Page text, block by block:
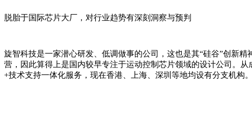
脱胎于国际芯片大厂，对行业趋势有深刻洞察与预判
旋智科技是一家潜心研发、低调做事的公司，这也是其“硅谷”创新
营，因此算得上是国内较早专注于运动控制芯片领域的设计公司。
+技术支持一体化服务，现在香港、上海、深圳等地均设有分支机构。